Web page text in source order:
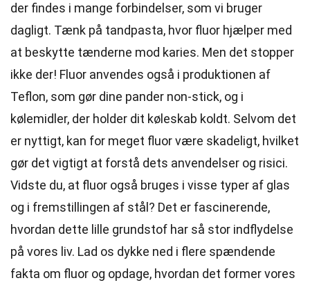
der findes i mange forbindelser, som vi bruger
dagligt. Tænk på tandpasta, hvor fluor hjælper med
at beskytte tænderne mod karies. Men det stopper
ikke der! Fluor anvendes også i produktionen af
Teflon, som gør dine pander non-stick, og i
kølemidler, der holder dit køleskab koldt. Selvom det
er nyttigt, kan for meget fluor være skadeligt, hvilket
gør det vigtigt at forstå dets anvendelser og risici.
Vidste du, at fluor også bruges i visse typer af glas
og i fremstillingen af stål? Det er fascinerende,
hvordan dette lille grundstof har så stor indflydelse
på vores liv. Lad os dykke ned i flere spændende
fakta om fluor og opdage, hvordan det former vores